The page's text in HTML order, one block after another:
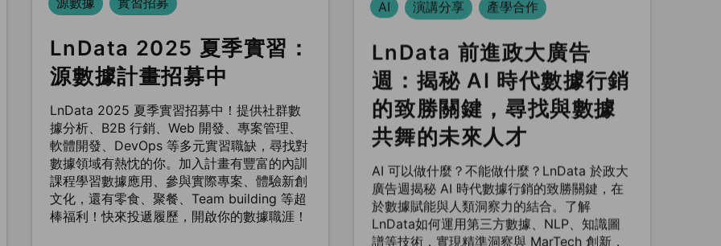
LnData 2025 夏季實習：
源數據計畫招募中
LnData 2025 夏季實習招募中！提供社群數
據分析、B2B 行銷、Web 開發、專案管理、
軟體開發、DevOps 等多元實習職缺，尋找對
數據領域有熱忱的你。加入計畫有豐富的內訓
課程學習數據應用、參與實際專案、體驗新創
文化，還有零食、聚餐、Team building 等超
棒福利！快來投遞履歷，開啟你的數據職涯！
LnData 前進政大廣告
週：揭秘 AI 時代數據行銷
的致勝關鍵，尋找與數據
共舞的未來人才
AI 可以做什麼？不能做什麼？LnData 於政大
廣告週揭秘 AI 時代數據行銷的致勝關鍵，在
於數據賦能與人類洞察力的結合。了解
LnData如何運用第三方數據、NLP、知識圖
譜等技術，實現精準洞察與 MarTech 創新，